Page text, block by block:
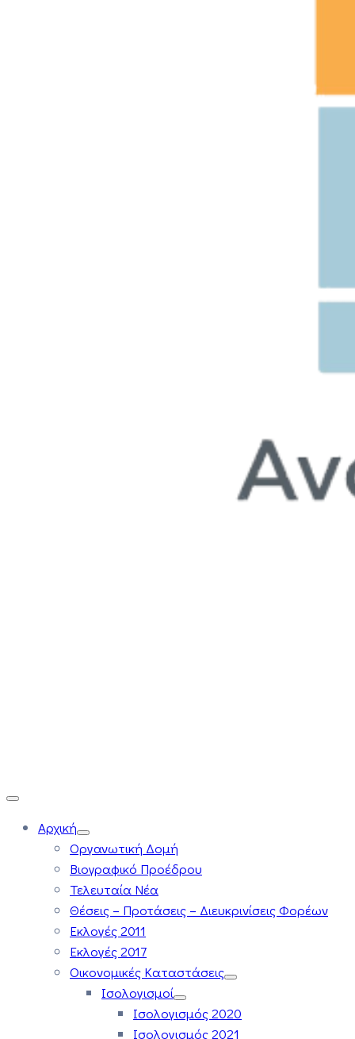
Αρχική
Οργανωτική Δομή
Βιογραφικό Προέδρου
Τελευταία Νέα
Θέσεις – Προτάσεις – Διευκρινίσεις Φορέων
Εκλογές 2011
Εκλογές 2017
Οικονομικές Καταστάσεις
Ισολογισμοί
Ισολογισμός 2020
Ισολογισμός 2021